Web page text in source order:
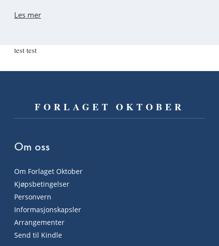
Les mer
test test
FORLAGET OKTOBER
Om oss
Om Forlaget Oktober
Kjøpsbetingelser
Personvern
Informasjonskapsler
Arrangementer
Send til Kindle